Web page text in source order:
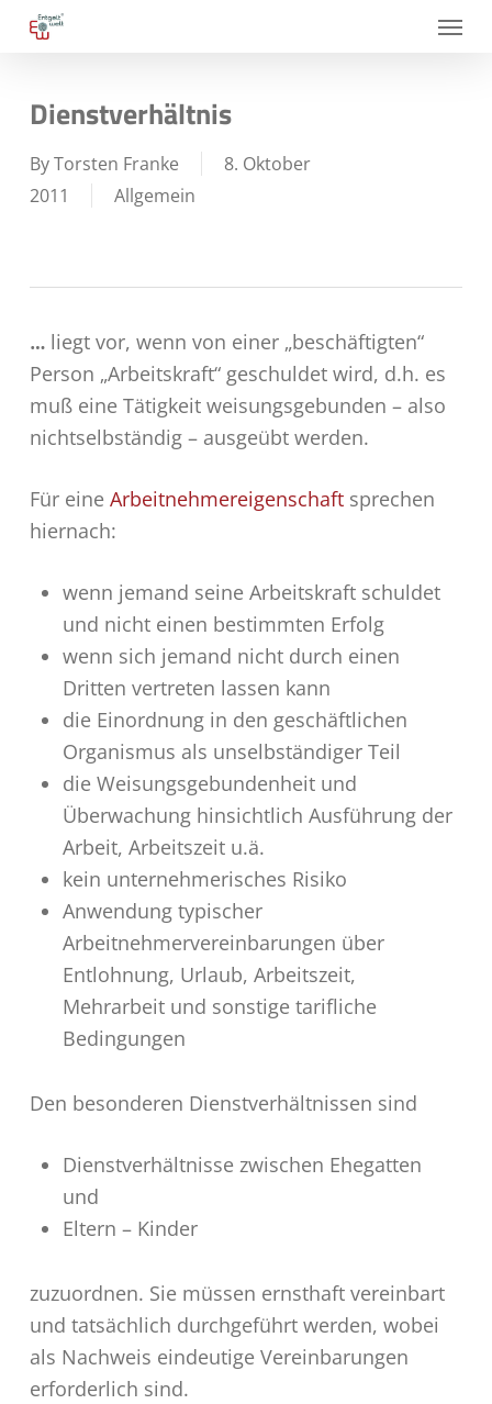
Skip
content
Menu
Dienstverhältnis
ByTorsten Franke
8. Oktober
2011
Allgemein
…liegt vor, wenn von einer „beschäftigten“
Person „Arbeitskraft“ geschuldet wird, d.h. es
muß eine Tätigkeit weisungsgebunden – also
nichtselbständig – ausgeübt werden.
Für eine Arbeitnehmereigenschaftsprechen
hiernach:
wenn jemand seine Arbeitskraft schuldet
und nicht einen bestimmten Erfolg
wenn sich jemand nicht durch einen
Dritten vertreten lassen kann
die Einordnung in den geschäftlichen
Organismus als unselbständiger Teil
die Weisungsgebundenheit und
Überwachung hinsichtlich Ausführung der
Arbeit, Arbeitszeit u.ä.
kein unternehmerisches Risiko
Anwendung typischer
Arbeitnehmervereinbarungen über
Entlohnung, Urlaub, Arbeitszeit,
Mehrarbeit und sonstige tarifliche
Bedingungen
Den besonderen Dienstverhältnissen sind
Dienstverhältnisse zwischen Ehegatten
und
Eltern – Kinder
zuzuordnen. Sie müssen ernsthaft vereinbart
und tatsächlich durchgeführt werden, wobei
als Nach­weis eindeutige Vereinbarungen
erforderlich sind.